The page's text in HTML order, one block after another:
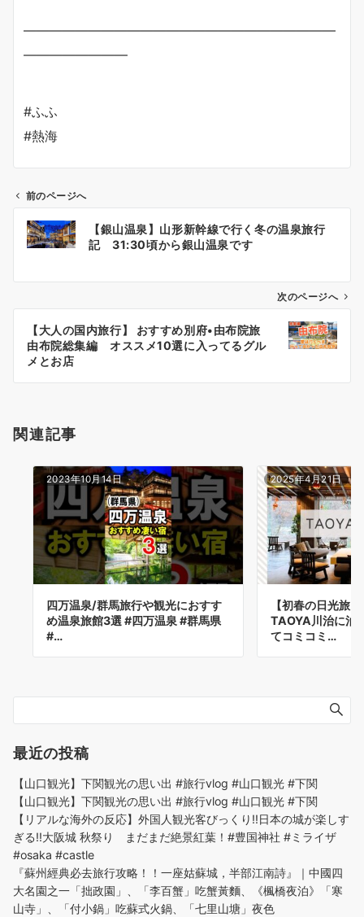
————————————————————————
————————
#ふふ
#熱海
ビ
ン
前のページへ
【銀山温泉】山形新幹線で行く冬の温泉旅行
記 31:30頃から銀山温泉です
次のページへ
【大人の国内旅行】 おすすめ別府•由布院旅
由布院総集編 オススメ10選に入ってるグル
メとお店
関連記事
2023年10月14日
四万温泉/群馬旅行や観光におすす
め温泉旅館3選 #四万温泉 #群馬県
#…
2025年4月21日
【初春の日光旅
TAOYA川治に泊
てコミコミ…
最近の投稿
【山口観光】下関観光の思い出 #旅行vlog #山口観光 #下関
【山口観光】下関観光の思い出 #旅行vlog #山口観光 #下関
【リアルな海外の反応】外国人観光客びっくり!!日本の城が楽しす
ぎる!!大阪城 秋祭り まだまだ絶景紅葉！#豊国神社 #ミライザ
#osaka #castle
『蘇州經典必去旅行攻略！！一座姑蘇城，半部江南詩』｜中國四
大名園之一「拙政園」、「李百蟹」吃蟹黃麵、《楓橋夜泊》「寒
山寺」、「付小鍋」吃蘇式火鍋、「七里山塘」夜色